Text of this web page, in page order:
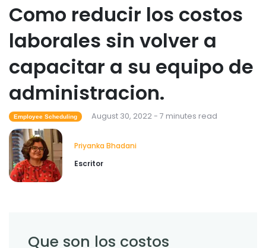
Como reducir los costos
laborales sin volver a
capacitar a su equipo de
administracion.
Employee Scheduling August 30, 2022 - 7 minutes read
Priyanka Bhadani
Escritor
Que son los costos